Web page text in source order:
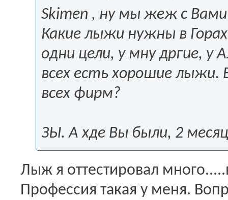
Skimen , ну мы жеж с
Какие лыжи нужны в
одни цели, у мну дргие,
всех есть хорошие лыжи.
всех фирм?
ЗЫ. А хде Вы были, 2
Лыж я оттестировал
Профессия такая у меня.